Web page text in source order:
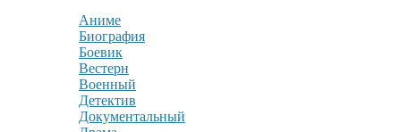
Аниме
Биография
Боевик
Вестерн
Военный
Детектив
Документальный